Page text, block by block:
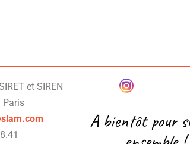
et SIREN
Paris
A bientôt pour